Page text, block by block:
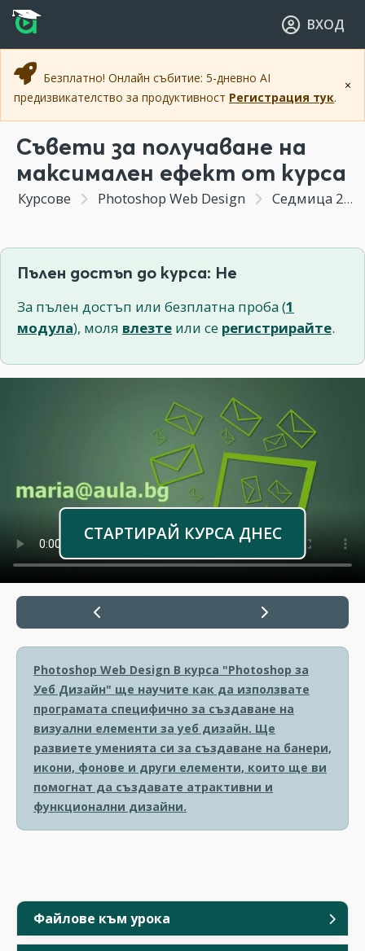
Прескочи към основното съдържание
Прескочи към навигацията
ВХОД
×
Безплатно! Онлайн събитие: 5-дневно AI
предизвикателство за продуктивност Регистрация тук.
Файлове към урока
Съвети за получаване на
максимален ефект от курса
Курсове Photoshop Web Design Седмица 2 - Решения на проблеми при работата за Уеб
Пълен достъп до курса: Не
За пълен достъп или безплатна проба (1
модула), моля влезте или се регистрирайте.
СТАРТИРАЙ КУРСА ДНЕС
Photoshop Web Design В курса "Photoshop за
Уеб Дизайн" ще научите как да използвате
програмата специфично за създаване на
визуални елементи за уеб дизайн. Ще
развиете уменията си за създаване на банери,
икони, фонове и други елементи, които ще ви
помогнат да създавате атрактивни и
функционални дизайни.